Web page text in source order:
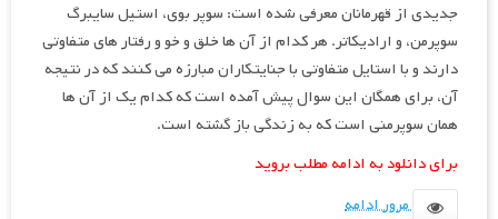
جدیدی از قهرمانان معرفی شده است: سوپر بوی، استیل سایبرگ
سوپرمن، و ارادیکاتر. هر کدام از آن ها خلق و خو و رفتار های متفاوتی
دارند و با استایل متفاوتی با جنایتکاران مبارزه می کنند که در نتیجه
آن، برای همگان این سوال پیش آمده است که کدام یک از آن ها
همان سوپرمنی است که به زندگی باز گشته است.
برای دانلود به ادامه مطلب بروید
مرور ادامه